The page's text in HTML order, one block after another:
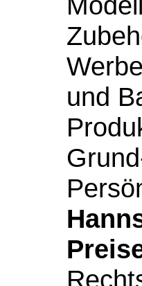
und